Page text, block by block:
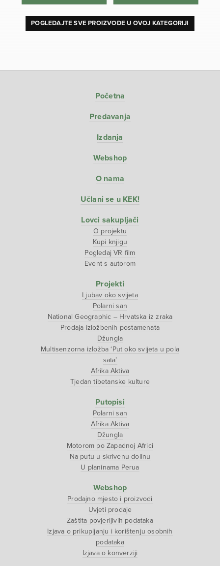
POGLEDAJTE SVE PROIZVODE U OVOJ KATEGORIJI
Početna
Predavanja
Izdanja
Webshop
O nama
Učlani se u KEK!
Lovci sakupljači
O projektu
Kupi knjigu
Pogledaj VR film
Event s autorom
Projekti
Ljubav oko svijeta
Polarni san
National Geographic – Hrvatska iz zraka
Prodaja izložbenih postamenata
Džungla
Multisenzorna izložba ‘Put oko svijeta u pola
sata’
Afrika Aktiva
Tjedan tibetanske kulture
Putopisi
Polarni san
Afrika Aktiva
Džungla
Motorom po Zapadnoj Africi
Na putu u skrivenu dolinu
U planinama Perua
Webshop
Prodajno mjesto i proizvodi
Uvjeti prodaje
Zaštita povjerljivih podataka
Izjava o prikupljanju i korištenju osobnih
podataka
Izjava o konverziji